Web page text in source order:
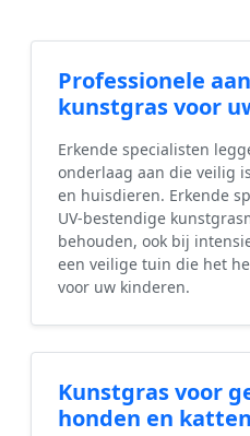
Professionele
kunstgras voor
Erkende specialisten
onderlaag aan die veilig
en huisdieren. Erkende
UV-bestendige
behouden, ook bij
een veilige tuin die het
voor uw kinderen.
Kunstgras voor
honden en katten